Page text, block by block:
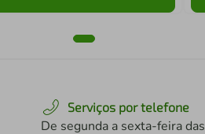
Serviços por telefone
De segunda a sexta-feira das